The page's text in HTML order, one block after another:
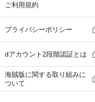
ご利用規約
プライバシーポリシー
dアカウント2段階認証とは
海賊版に関する取り組みに
ついて